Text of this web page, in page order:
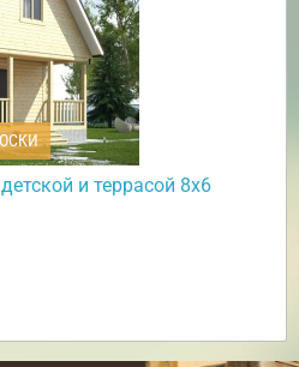
и террасой 8х6